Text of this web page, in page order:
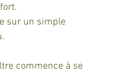
sur un simple
commence à se